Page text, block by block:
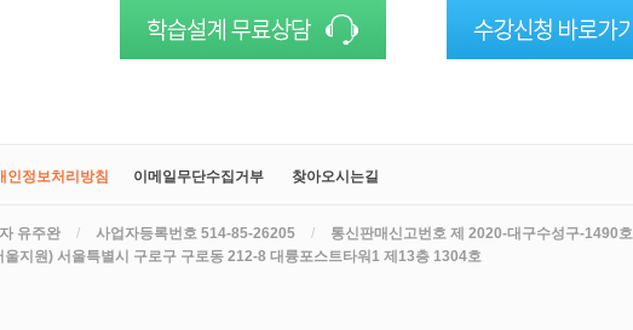
인정보처리방침 이메일무단수집거부 찾아오시는길
유주완 / 사업자등록번호 514-85-26205 /
통신판매신고번호 제 2020-대구수성구-1490호
울지원) 서울특별시 구로구 구로동 212-8 대륭포스트타워1 제13층 1304호